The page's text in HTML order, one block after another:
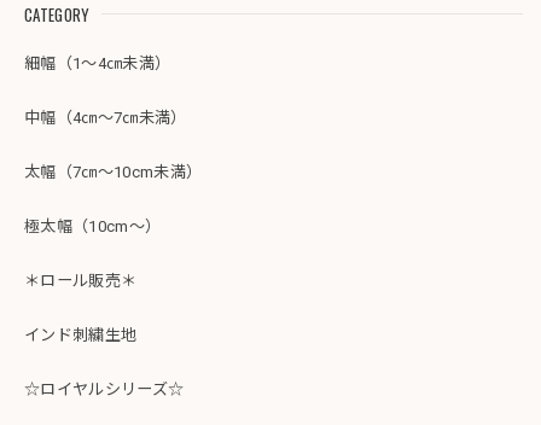
CATEGORY
細幅（1～4㎝未満）
中幅（4㎝～7㎝未満）
太幅（7㎝～10cm未満）
極太幅（10cm～）
＊ロール販売＊
インド刺繍生地
☆ロイヤルシリーズ☆